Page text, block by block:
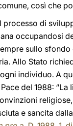
così che
di
occupandosi
sullo
Allo Stato
individuo. A
del 1988: “La
e sancita